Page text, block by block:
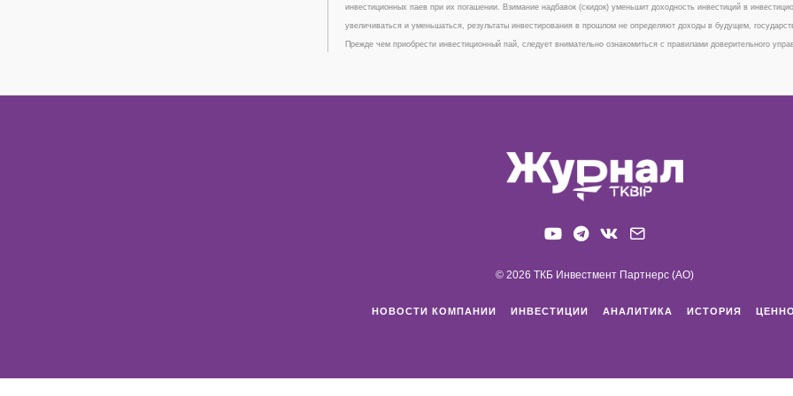
инвестиционных паев при их погашении. Взимание надбавок (скидок) уменьшит доходность инвестиций в
увеличиваться и уменьшаться, результаты инвестирования в прошлом не определяют доходы в будущем,
Прежде чем приобрести инвестиционный пай, следует внимательно ознакомиться с правилами доверительного
© 2026 ТКБ Инвестмент Партнерс (АО)
НОВОСТИ КОМПАНИИ ИНВЕСТИЦИИ АНАЛИТИКА ИСТОРИЯ